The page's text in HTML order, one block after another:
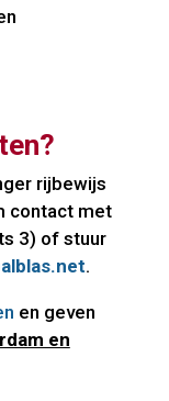
rijbewijs
contact met
3) of stuur
.
en geven
en